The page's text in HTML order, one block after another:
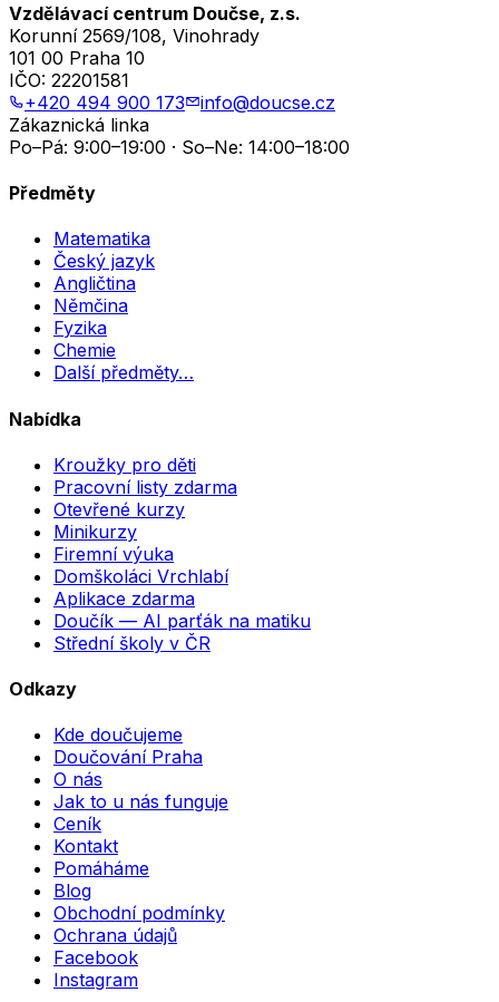
Vzdělávací centrum Doučse, z.s.
Korunní 2569/108, Vinohrady
101 00 Praha 10
IČO: 22201581
+420 494 900 173
info@doucse.cz
Zákaznická linka
Po–Pá: 9:00–19:00 · So–Ne: 14:00–18:00
Předměty
Matematika
Český jazyk
Angličtina
Němčina
Fyzika
Chemie
Další předměty…
Nabídka
Kroužky pro děti
Pracovní listy zdarma
Otevřené kurzy
Minikurzy
Firemní výuka
Domškoláci Vrchlabí
Aplikace zdarma
Doučík — AI parťák na matiku
Střední školy v ČR
Odkazy
Kde doučujeme
Doučování Praha
O nás
Jak to u nás funguje
Ceník
Kontakt
Pomáháme
Blog
Obchodní podmínky
Ochrana údajů
Facebook
Instagram